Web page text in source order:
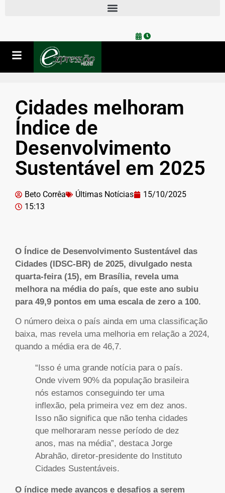
Cidades melhoram
Índice de
Desenvolvimento
Sustentável em 2025
Beto Corrêa Últimas Notícias
15/10/2025
15:13
O Índice de Desenvolvimento Sustentável das
Cidades (IDSC-BR) de 2025, divulgado nesta
quarta-feira (15), em Brasília, revela uma
melhora na média do país, que este ano subiu
para 49,9 pontos em uma escala de zero a 100.
O número deixa o país ainda em uma classificação
baixa, mas revela uma melhoria em relação a 2024,
quando a média era de 46,7.
“Isso é uma grande notícia para o país.
Onde vivem 90% da população brasileira
nós estamos conseguindo ter uma
inflexão, pela primeira vez em dez anos.
Isso não significa que não tenha cidades
que melhoraram nesse período de dez
anos, mas na média”, destaca Jorge
Abrahão, diretor-presidente do Instituto
Cidades Sustentáveis.
O índice mede avanços e desafios a serem